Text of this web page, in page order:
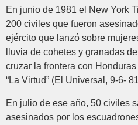
En junio de 1981 el New York
200 civiles que fueron
ejército que lanzó sobre
lluvia de cohetes y granadas
cruzar la frontera con
“La Virtud” (El Universal, 9-6-
En julio de ese año, 50 civiles
asesinados por los